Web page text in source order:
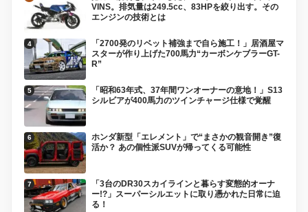
VINS。排気量は249.5cc、83HPを絞り出す。その
エンジンの技術とは
「2700発のリベット補強まで自ら施工！」居酒屋マ
スターが作り上げた700馬力“カーボンケブラーGT-
R”
「昭和63年式、37年間ワンオーナーの意地！」S13
シルビアが400馬力のツインチャージ仕様で覚醒
ホンダ新型「エレメント」で“まさかの観音開き”復
活か？ あの個性派SUVが帰ってくる可能性
「3台のDR30スカイラインと暮らす変態的オーナ
ー!?」スーパーシルエットに取り憑かれた日常に迫
る！